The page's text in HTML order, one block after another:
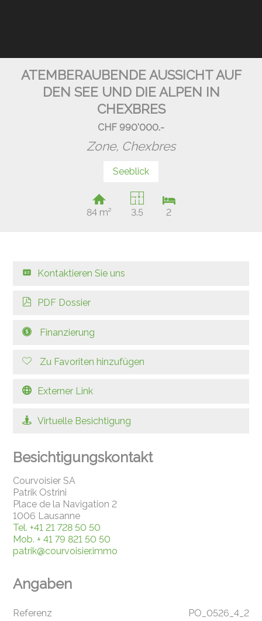
ATEMBERAUBENDE AUSSICHT AUF
DEN SEE UND DIE ALPEN IN
CHEXBRES
CHF 990'000.-
Zone, Chexbres
Seeblick
84 m² 3.5 2
Kontaktieren Sie uns
PDF Dossier
Finanzierung
Zu Favoriten hinzufügen
Externer Link
Virtuelle Besichtigung
Besichtigungskontakt
Courvoisier SA
Patrik Ostrini
Place de la Navigation 2
1006 Lausanne
Tel. +41 21 728 50 50
Mob. + 41 79 821 50 50
patrik@courvoisier.immo
Angaben
Referenz PO_0526_4_2